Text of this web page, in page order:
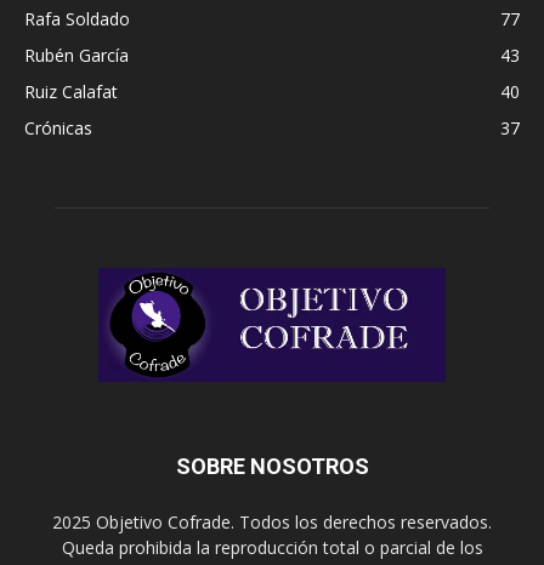
Rafa Soldado
77
Rubén García
43
Ruiz Calafat
40
Crónicas
37
SOBRE NOSOTROS
2025 Objetivo Cofrade. Todos los derechos reservados.
Queda prohibida la reproducción total o parcial de los